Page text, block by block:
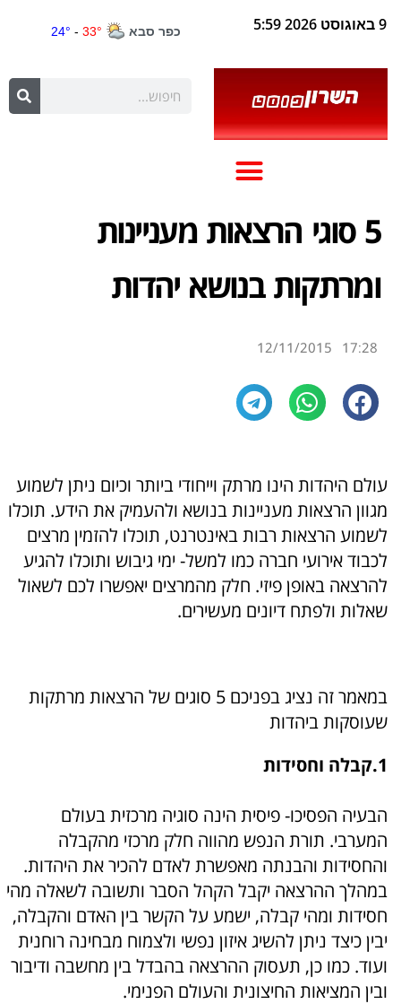
9 באוגוסט 2026 5:59
5 סוגי הרצאות מעניינות
ומרתקות בנושא יהדות
17:28
12/11/2015
עולם היהדות הינו מרתק וייחודי ביותר וכיום ניתן לשמוע
מגוון הרצאות מעניינות בנושא ולהעמיק את הידע. תוכלו
לשמוע הרצאות רבות באינטרנט, תוכלו להזמין מרצים
לכבוד אירועי חברה כמו למשל- ימי גיבוש ותוכלו להגיע
להרצאה באופן פיזי. חלק מהמרצים יאפשרו לכם לשאול
שאלות ולפתח דיונים מעשירים.
במאמר זה נציג בפניכם 5 סוגים של הרצאות מרתקות
שעוסקות ביהדות
1.קבלה וחסידות
הבעיה הפסיכו- פיסית הינה סוגיה מרכזית בעולם
המערבי. תורת הנפש מהווה חלק מרכזי מהקבלה
והחסידות והבנתה מאפשרת לאדם להכיר את היהדות.
במהלך ההרצאה יקבל הקהל הסבר ותשובה לשאלה מהי
חסידות ומהי קבלה, ישמע על הקשר בין האדם והקבלה,
יבין כיצד ניתן להשיג איזון נפשי ולצמוח מבחינה רוחנית
ועוד. כמו כן, תעסוק ההרצאה בהבדל בין מחשבה ודיבור
ובין המציאות החיצונית והעולם הפנימי.